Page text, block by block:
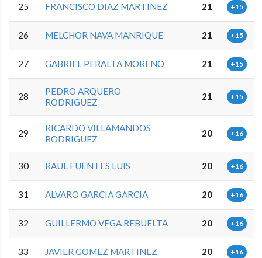
25 FRANCISCO DIAZ MARTINEZ 21 +15
26 MELCHOR NAVA MANRIQUE 21 +15
27 GABRIEL PERALTA MORENO 21 +15
28
PEDRO ARQUERO
RODRIGUEZ
21 +15
29
RICARDO VILLAMANDOS
RODRIGUEZ
20 +16
30 RAUL FUENTES LUIS 20 +16
31 ALVARO GARCIA GARCIA 20 +16
32 GUILLERMO VEGA REBUELTA 20 +16
33 JAVIER GOMEZ MARTINEZ 20 +16